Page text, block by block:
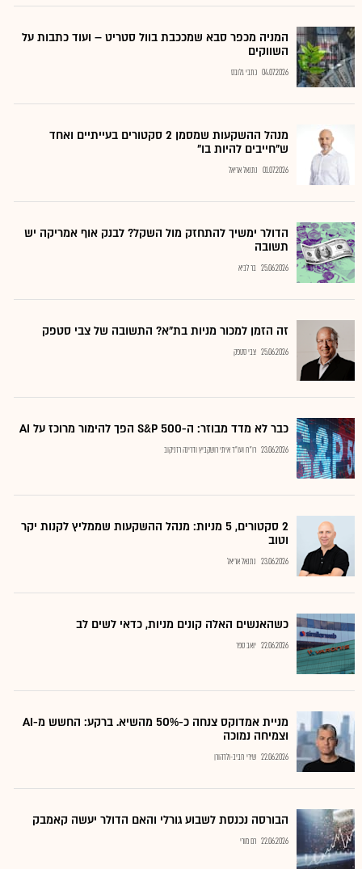
המניה מכפר סבא שמככבת בוול סטריט – ועוד כתבות על
השווקים
04.07.2026 כתבי גלובס
מנהל ההשקעות שמסמן 2 סקטורים בעייתיים ואחד
ש"חייבים להיות בו"
01.07.2026 נתנאל אריאל
הדולר ימשיך להתחזק מול השקל? לבנק אוף אמריקה יש
תשובה
25.06.2026 בר לביא
זה הזמן למכור מניות בת"א? התשובה של צבי סטפק
25.06.2026 צבי סטפק
כבר לא מדד מבוזר: ה-S&P 500 הפך להימור מרוכז על AI
23.06.2026 רו"ח ועו"ד איתי רושקביץ ודרינה רזניקוב
2 סקטורים, 5 מניות: מנהל ההשקעות שממליץ לקנות יקר
וטוב
23.06.2026 נתנאל אריאל
כשהאנשים האלה קונים מניות, כדאי לשים לב
22.06.2026 יואב ספר
מניית אמדוקס צנחה כ-50% מהשיא. ברקע: החשש מ-AI
וצמיחה נמוכה
22.06.2026 שירי חביב-ולדהורן
הבורסה נכנסת לשבוע גורלי והאם הדולר יעשה קאמבק
22.06.2026 רם מורי